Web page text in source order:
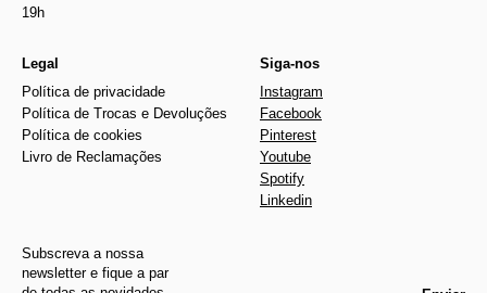
19h
Legal
Política de privacidade
Política de Trocas e Devoluções
Política de cookies
Livro de Reclamações
Siga-nos
Instagram
Facebook
Pinterest
Youtube
Spotify
Linkedin
Subscreva a nossa
newsletter e fique a par